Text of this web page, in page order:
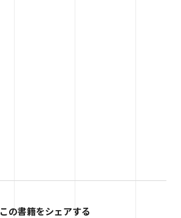
この書籍をシェアする